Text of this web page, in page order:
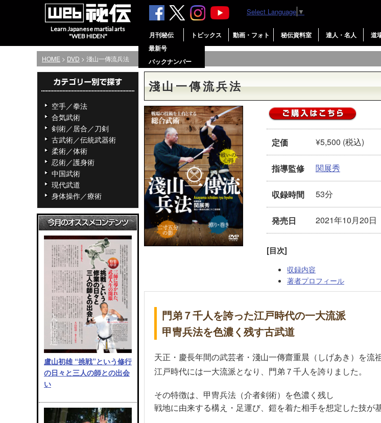
Learn Japanese martial arts
"WEB HIDEN"
月刊秘伝
最新号
バックナンバー
トピックス 動画・フォト 秘伝資料室 達人・名人 道
Select Language ▼
HOME > DVD > 淺山一傳流兵法
空手／拳法
合気武術
剣術／居合／刀剣
古武術／伝統武器術
柔術／体術
忍術／護身術
中国武術
現代武道
身体操作／療術
盧山初雄 “挑戦”という修行
の日々と三人の師との出会
い
淺山一傳流兵法
定価 ¥5,500 (税込)
指導監修 関展秀
収録時間 53分
発売日 2021年10月20日
[目次]
収録内容
著者プロフィール
門弟７千人を誇った江戸時代の一大流派
甲冑兵法を色濃く残す古武道
天正・慶長年間の武芸者・淺山一傳齋重晨（しげあき）を流
江戸時代には一大流派となり、門弟７千人を誇りました。
その特徴は、甲冑兵法（介者剣術）を色濃く残し
戦地に由来する構え・足運び、鎧を着た相手を想定した技が